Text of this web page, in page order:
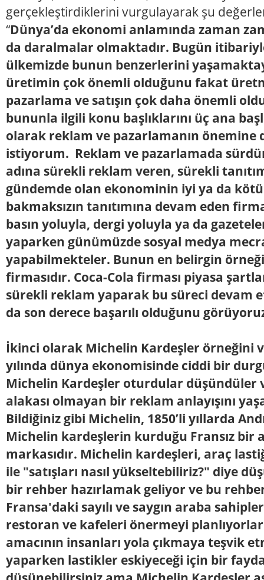
gerçekleştirdiklerini vurgulayarak şu
“Dünya’da ekonomi anlamında zaman
da daralmalar olmaktadır. Bugün
ülkemizde bunun benzerlerini
üretimin çok önemli olduğunu fakat
pazarlama ve satışın çok daha önemli
bununla ilgili konu başlıklarını üç ana
olarak reklam ve pazarlamanın önemine
istiyorum. Reklam ve pazarlamada
adına sürekli reklam veren, sürekli
gündemde olan ekonominin iyi ya da
bakmaksızın tanıtımına devam eden
basın yoluyla, dergi yoluyla ya da
yaparken günümüzde sosyal medya
yapabilmekteler. Bunun en belirgin örneği
firmasıdır. Coca-Cola firması piyasa
sürekli reklam yaparak bu süreci devam
da son derece başarılı olduğunu
İkinci olarak Michelin Kardeşler örneğini
yılında dünya ekonomisinde ciddi bir
Michelin Kardeşler oturdular düşündüler
alakası olmayan bir reklam anlayışını
Bildiğiniz gibi Michelin, 1850’li yıllarda
Michelin kardeşlerin kurduğu Fransız bir
markasıdır. Michelin kardeşleri, araç
ile "satışları nasıl yükseltebiliriz?" diye
bir rehber hazırlamak geliyor ve bu
Fransa'daki sayılı ve saygın araba
restoran ve kafeleri önermeyi
amacının insanları yola çıkmaya teşvik
yaparken lastikler eskiyeceği için bir